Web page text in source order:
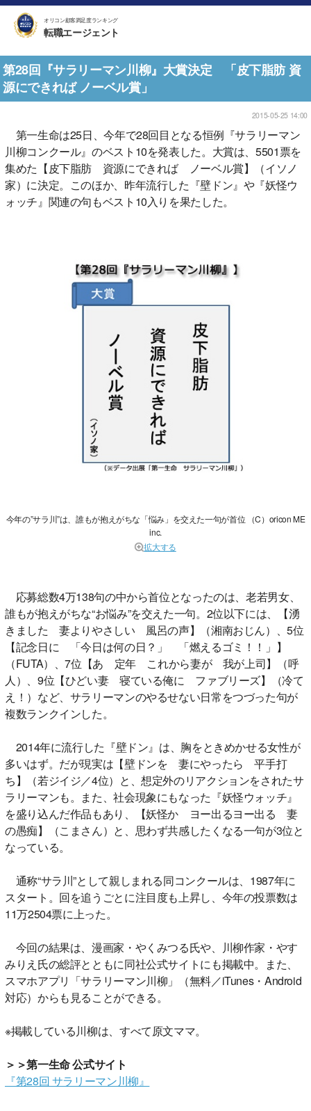
オリコン顧客満足度ランキング
転職エージェント
第28回『サラリーマン川柳』大賞決定 「皮下脂肪 資
源にできれば ノーベル賞」
2015-05-25 14:00
第一生命は25日、今年で28回目となる恒例『サラリーマン
川柳コンクール』のベスト10を発表した。大賞は、5501票を
集めた【皮下脂肪 資源にできれば ノーベル賞】（イソノ
家）に決定。このほか、昨年流行した『壁ドン』や『妖怪ウ
ォッチ』関連の句もベスト10入りを果たした。
今年の”サラ川”は、誰もが抱えがちな「悩み」を交えた一句が首位 （C）oricon ME
inc.
拡大する
応募総数4万138句の中から首位となったのは、老若男女、
誰もが抱えがちな“お悩み”を交えた一句。2位以下には、【湧
きました 妻よりやさしい 風呂の声】（湘南おじん）、5位
【記念日に 「今日は何の日？」 「燃えるゴミ！！」】
（FUTA）、7位【あゝ定年 これから妻が 我が上司】（呼
人）、9位【ひどい妻 寝ている俺に ファブリーズ】（冷て
え！）など、サラリーマンのやるせない日常をつづった句が
複数ランクインした。
2014年に流行した『壁ドン』は、胸をときめかせる女性が
多いはず。だが現実は【壁ドンを 妻にやったら 平手打
ち】（若ジイジ／4位）と、想定外のリアクションをされたサ
ラリーマンも。また、社会現象にもなった『妖怪ウォッチ』
を盛り込んだ作品もあり、【妖怪か ヨー出るヨー出る 妻
の愚痴】（こまさん）と、思わず共感したくなる一句が3位と
なっている。
通称“サラ川”として親しまれる同コンクールは、1987年に
スタート。回を追うごとに注目度も上昇し、今年の投票数は
11万2504票に上った。
今回の結果は、漫画家・やくみつる氏や、川柳作家・やす
みりえ氏の総評とともに同社公式サイトにも掲載中。また、
スマホアプリ「サラリーマン川柳」（無料／iTunes・Android
対応）からも見ることができる。
※掲載している川柳は、すべて原文ママ。
＞＞第一生命 公式サイト
『第28回 サラリーマン川柳』